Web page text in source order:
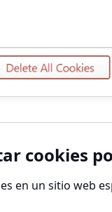
cookies
en un sitio web